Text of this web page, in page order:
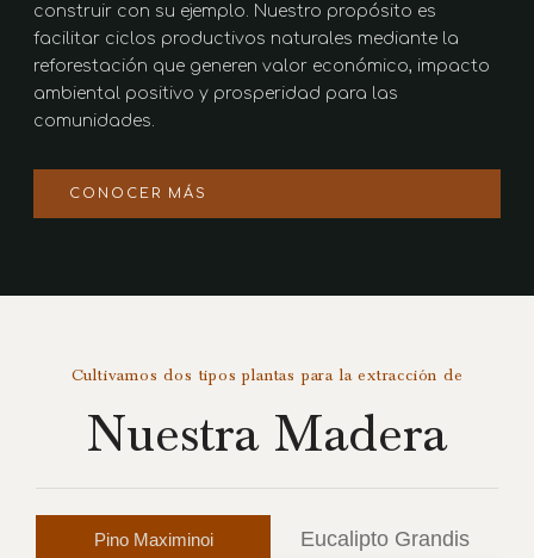
construir con su ejemplo. Nuestro propósito es
facilitar ciclos productivos naturales mediante la
reforestación que generen valor económico, impacto
ambiental positivo y prosperidad para las
comunidades.
CONOCER MÁS
Cultivamos dos tipos plantas para la extracción de
Nuestra Madera
Pino Maximinoi Eucalipto Grandis